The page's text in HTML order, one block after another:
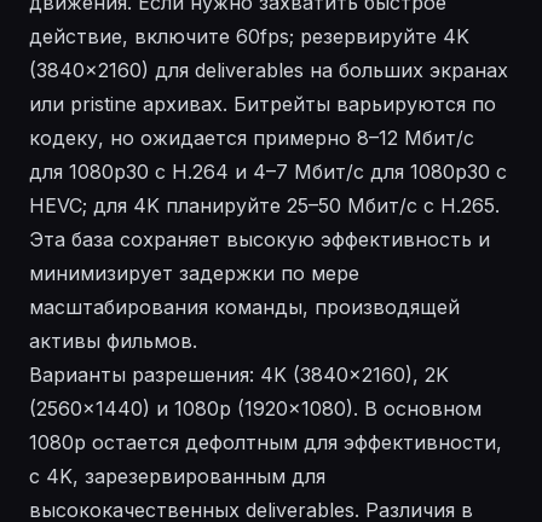
действие, включите 60fps; резервируйте 4K
(3840x2160) для deliverables на больших экранах
или pristine архивах. Битрейты варьируются по
кодеку, но ожидается примерно 8–12 Мбит/с
для 1080p30 с H.264 и 4–7 Мбит/с для 1080p30 с
HEVC; для 4K планируйте 25–50 Мбит/с с H.265.
Эта база сохраняет высокую эффективность и
минимизирует задержки по мере
масштабирования команды, производящей
активы фильмов.
Варианты разрешения: 4K (3840x2160), 2K
(2560x1440) и 1080p (1920x1080). В основном
1080p остается дефолтным для эффективности,
с 4K, зарезервированным для
высококачественных deliverables. Различия в